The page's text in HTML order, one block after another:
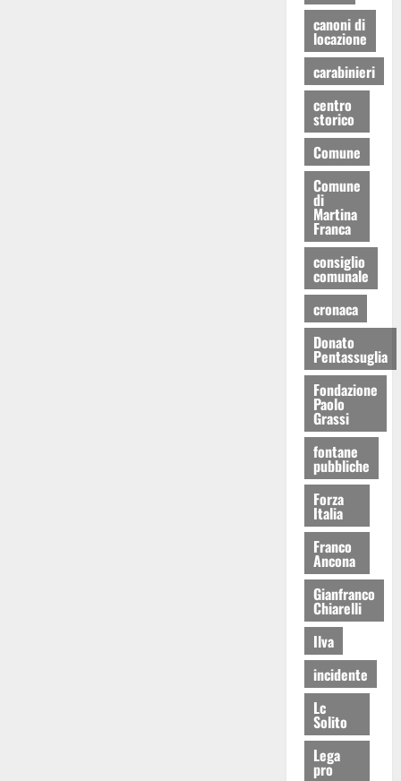
canoni di
locazione
carabinieri
centro
storico
Comune
Comune
di
Martina
Franca
consiglio
comunale
cronaca
Donato
Pentassuglia
Fondazione
Paolo
Grassi
fontane
pubbliche
Forza
Italia
Franco
Ancona
Gianfranco
Chiarelli
Ilva
incidente
Lc
Solito
Lega
pro